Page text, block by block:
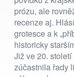
prózu, ale
recenze aj.
grotesce a k
historicky
Již ve 20.
zúčastnila řady